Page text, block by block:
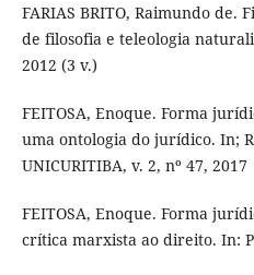
FARIAS BRITO, Raimundo de.
de filosofia e teleologia
2012 (3 v.)
FEITOSA, Enoque. Forma
uma ontologia do jurídico. In;
UNICURITIBA, v. 2, nº 47, 2017
FEITOSA, Enoque. Forma
crítica marxista ao direito. In: